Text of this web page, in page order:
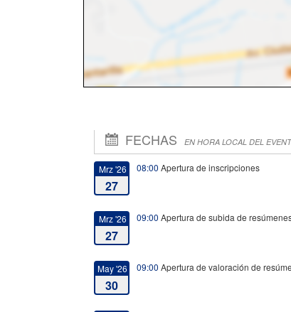
FECHAS EN HORA LOCAL DEL
Mrz '26
27
08:00 Apertura de inscripciones
Mrz '26
27
09:00 Apertura de subida de
May '26
30
09:00 Apertura de valoración de